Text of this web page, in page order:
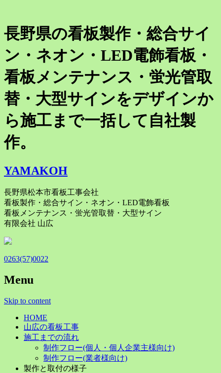
長野県の看板製作・総合サイ
ン・ネオン・LED電飾看板・
看板メンテナンス・蛍光管取
替・大型サインをデザインか
ら施工まで一括して自社製
作。
YAMAKOH
長野県松本市看板工事会社
看板製作・総合サイン・ネオン・LED電飾看板
看板メンテナンス・蛍光管取替・大型サイン
有限会社 山広
0263(57)0022
Menu
Skip to content
HOME
山広の看板工事
施工までの流れ
制作フロー(個人・個人企業主様向け)
制作フロー(業者様向け)
製作と取付の様子